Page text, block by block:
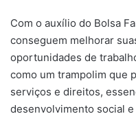
Com o auxílio do Bolsa
conseguem melhorar
oportunidades de
como um trampolim que
serviços e direitos,
desenvolvimento social